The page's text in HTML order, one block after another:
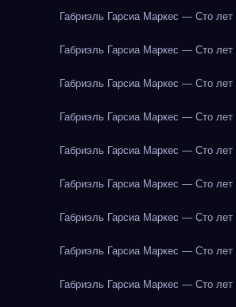
Габриэль Гарсиа Маркес — Сто лет
Габриэль Гарсиа Маркес — Сто лет
Габриэль Гарсиа Маркес — Сто лет
Габриэль Гарсиа Маркес — Сто лет
Габриэль Гарсиа Маркес — Сто лет
Габриэль Гарсиа Маркес — Сто лет
Габриэль Гарсиа Маркес — Сто лет
Габриэль Гарсиа Маркес — Сто лет
Габриэль Гарсиа Маркес — Сто лет